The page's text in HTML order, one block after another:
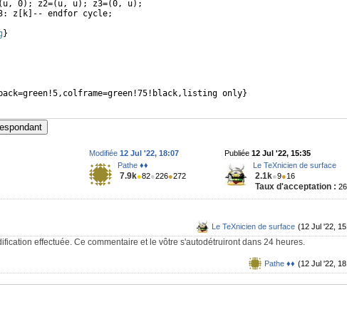
( u, 0) ; z2=( u, u) ; z3=(0, u) ;
z
k
-- endfor cycle;
}
only}
Publiée 12 Jul '22, 15:35
Le TeXnicien de surface
2.1k●9●16
Taux d'acceptation :
Modifiée 12 Jul '22, 18:07
Pathe ♦♦
7.9k●82●226●272
(12 Jul '22,
Le TeXnicien de surface
effectuée. Ce commentaire et le vôtre s'autodétruiront dans 24 heures.
(12 Jul '22,
Pathe ♦♦